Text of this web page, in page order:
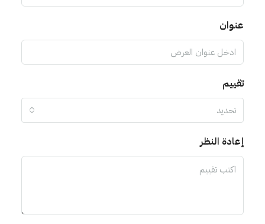
عنوان
تقييم
تحديد
إعادة النظر